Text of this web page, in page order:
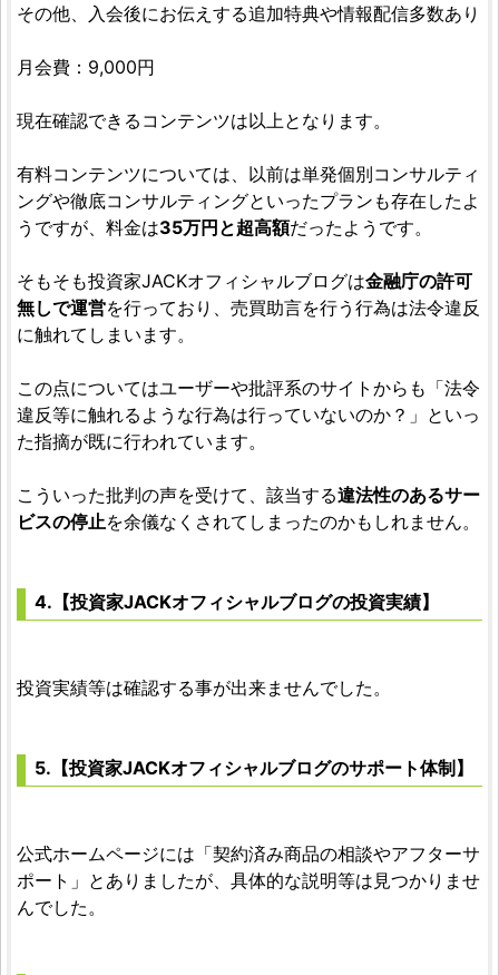
その他、入会後にお伝えする追加特典や情報配信多数あり
月会費：9,000円
現在確認できるコンテンツは以上となります。
有料コンテンツについては、以前は単発個別コンサルティ
ングや徹底コンサルティングといったプランも存在したよ
うですが、料金は35万円と超高額だったようです。
そもそも投資家JACKオフィシャルブログは金融庁の許可
無しで運営を行っており、売買助言を行う行為は法令違反
に触れてしまいます。
この点についてはユーザーや批評系のサイトからも「法令
違反等に触れるような行為は行っていないのか？」といっ
た指摘が既に行われています。
こういった批判の声を受けて、該当する違法性のあるサー
ビスの停止を余儀なくされてしまったのかもしれません。
4.【投資家JACKオフィシャルブログの投資実績】
投資実績等は確認する事が出来ませんでした。
5.【投資家JACKオフィシャルブログのサポート体制】
公式ホームページには「契約済み商品の相談やアフターサ
ポート」とありましたが、具体的な説明等は見つかりませ
んでした。